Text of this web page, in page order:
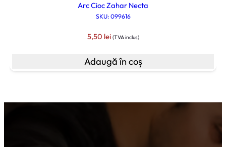
Arc Cioc Zahar Necta
SKU: 099616
5,50 lei (TVA inclus)
Adaugă în coș